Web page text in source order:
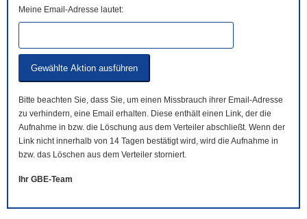
Meine Email-Adresse lautet:
Bitte beachten Sie, dass Sie, um einen Missbrauch ihrer Email-Adresse
zu verhindern, eine Email erhalten. Diese enthält einen Link, der die
Aufnahme in bzw. die Löschung aus dem Verteiler abschließt. Wenn der
Link nicht innerhalb von 14 Tagen bestätigt wird, wird die Aufnahme in
bzw. das Löschen aus dem Verteiler storniert.
Ihr GBE-Team